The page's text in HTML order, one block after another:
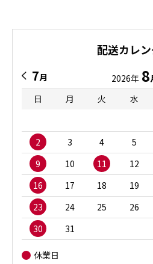
配送カレ
7月 2026年 8
日
月 火 水
2
3 4 5
9
10 11 12
16
17 18 19
23
24 25 26
30
31
休業日